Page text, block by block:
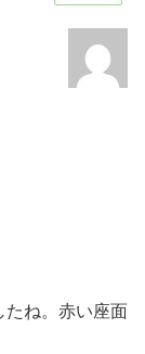
たね。赤い座面